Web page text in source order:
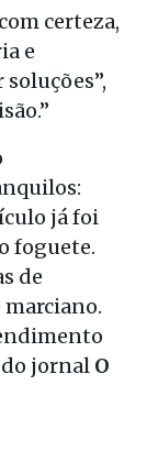
certeza,
e
já foi
foguete.
de
do jornal O